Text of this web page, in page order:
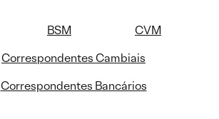
BSM
CVM
Correspondentes Cambiais
Correspondentes Bancários